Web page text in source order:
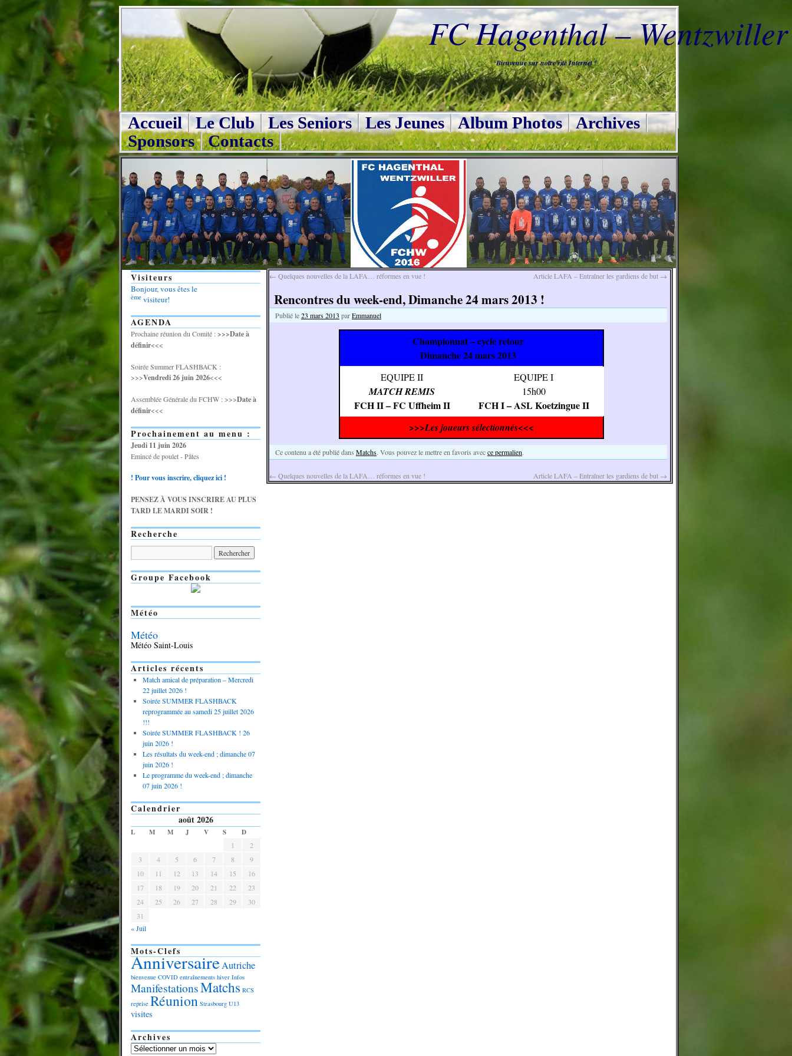
FC Hagenthal – Wentzwiller
Bienvenue sur notre site Internet !
Accueil Le Club Les Seniors Les Jeunes Album Photos
Archives
Sponsors
Contacts
← Quelques nouvelles de la LAFA… réformes en vue ! Article LAFA – Entraîner les gardiens de but →
Rencontres du week-end, Dimanche 24 mars 2013 !
Publié le23 mars 2013 parEmmanuel
Championnat – cycle retour
Dimanche 24 mars 2013
EQUIPE II
MATCH REMIS
FCH II – FC Uffheim II
EQUIPE I
15h00
FCH I – ASL Koetzingue II
>>>Les joueurs sélectionnés<<<
Ce contenu a été publié dans Matchs. Vous pouvez le mettre en favoris avecce permalien.
← Quelques nouvelles de la LAFA… réformes en vue ! Article LAFA – Entraîner les gardiens de but →
Visiteurs
Bonjour, vous êtes le
ème visiteur!
AGENDA
Prochaine réunion du Comité :>>>Date à
définir<<<
Soirée Summer FLASHBACK :
>>>Vendredi 26 juin 2026<<<
Assemblée Générale du FCHW : >>>Date à
définir<<<
Prochainement au menu :
Jeudi 11 juin 2026
Emincé de poulet - Pâtes
! Pour vous inscrire, cliquez ici !
PENSEZ À VOUS INSCRIRE AU PLUS
TARD LE MARDI SOIR !
Recherche
Groupe Facebook
Météo
Météo
Météo Saint-Louis
Articles récents
Match amical de préparation – Mercredi
22 juillet 2026 !
Soirée SUMMER FLASHBACK
reprogrammée au samedi 25 juillet 2026
!!!
Soirée SUMMER FLASHBACK ! 26
juin 2026 !
Les résultats du week-end ; dimanche 07
juin 2026 !
Le programme du week-end ; dimanche
07 juin 2026 !
Calendrier
août 2026
L M M J V S
D
1
2
3
4 5 6 7 8
9
10
11 12 13 14 15
16
17
18 19 20 21 22
23
24
25 26 27 28 29
30
31
« Juil
Mots-Clefs
AnniversaireAutriche
bienvenue COVID entraînements hiver Infos
ManifestationsMatchs RCS
reprise Réunion Strasbourg U13
visites
Archives